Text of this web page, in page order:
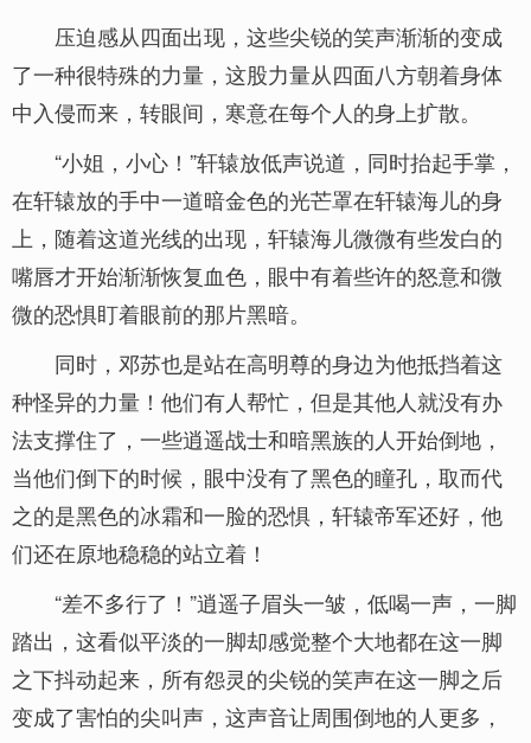
压迫感从四面出现，这些尖锐的笑声渐渐的变成
了一种很特殊的力量，这股力量从四面八方朝着身体
中入侵而来，转眼间，寒意在每个人的身上扩散。
“小姐，小心！”轩辕放低声说道，同时抬起手掌，
在轩辕放的手中一道暗金色的光芒罩在轩辕海儿的身
上，随着这道光线的出现，轩辕海儿微微有些发白的
嘴唇才开始渐渐恢复血色，眼中有着些许的怒意和微
微的恐惧盯着眼前的那片黑暗。
同时，邓苏也是站在高明尊的身边为他抵挡着这
种怪异的力量！他们有人帮忙，但是其他人就没有办
法支撑住了，一些逍遥战士和暗黑族的人开始倒地，
当他们倒下的时候，眼中没有了黑色的瞳孔，取而代
之的是黑色的冰霜和一脸的恐惧，轩辕帝军还好，他
们还在原地稳稳的站立着！
“差不多行了！”逍遥子眉头一皱，低喝一声，一脚
踏出，这看似平淡的一脚却感觉整个大地都在这一脚
之下抖动起来，所有怨灵的尖锐的笑声在这一脚之后
变成了害怕的尖叫声，这声音让周围倒地的人更多，